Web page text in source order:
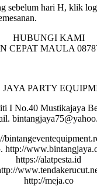
sebelum hari H, klik
HUBUNGI KAMI
CEPAT MAULA
PARTY
I No.40 Mustikajaya
http://
https://alatpesta.id
http://meja.co